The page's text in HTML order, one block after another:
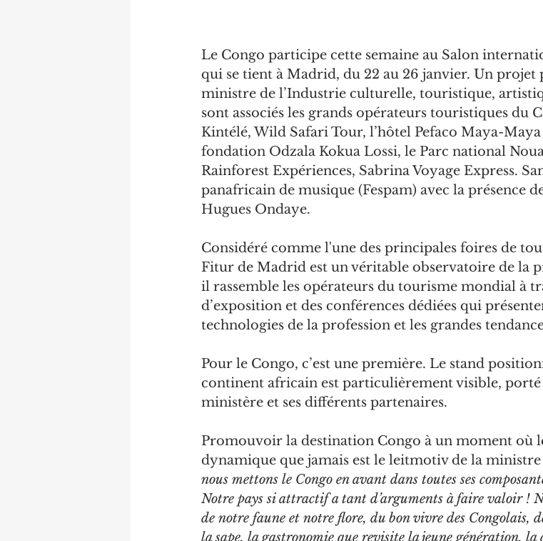
Le Congo participe cette semaine au Salon
qui se tient à Madrid, du 22 au 26 janvier. Un
ministre de l’Industrie culturelle, touristique,
sont associés les grands opérateurs touristiques du
Kintélé, Wild Safari Tour, l’hôtel Pefaco Maya-
fondation Odzala Kokua Lossi, le Parc national
Rainforest Expériences, Sabrina Voyage Express.
panafricain de musique (Fespam) avec la présence
Hugues Ondaye.
Considéré comme l'une des principales foires de
Fitur de Madrid est un véritable observatoire de la
il rassemble les opérateurs du tourisme mondial à
d’exposition et des conférences dédiées qui
technologies de la profession et les grandes
Pour le Congo, c’est une première. Le stand
continent africain est particulièrement visible, porté
ministère et ses différents partenaires.
Promouvoir la destination Congo à un moment où
dynamique que jamais est le leitmotiv de la
nous mettons le Congo en avant dans toutes ses
Notre pays si attractif a tant d’arguments à faire valoir !
de notre faune et notre flore, du bon vivre des Congolais,
la sape, la gastronomie que revisite la jeune génération,